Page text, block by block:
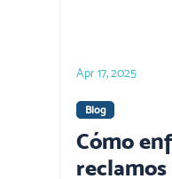
Apr 17, 2025
Blog
Cómo